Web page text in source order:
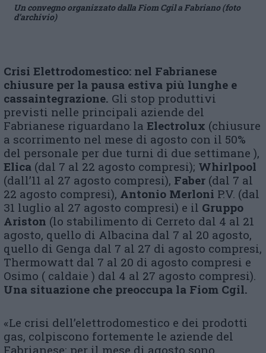
Un convegno organizzato dalla Fiom Cgil a Fabriano (foto
d’archivio)
Crisi Elettrodomestico: nel Fabrianese
chiusure per la pausa estiva più lunghe e
cassaintegrazione. Gli stop produttivi
previsti nelle principali aziende del
Fabrianese riguardano la Electrolux (chiusure
a scorrimento nel mese di agosto con il 50%
del personale per due turni di due settimane ),
Elica (dal 7 al 22 agosto compresi); Whirlpool
(dall’11 al 27 agosto compresi), Faber (dal 7 al
22 agosto compresi), Antonio Merloni P.V. (dal
31 luglio al 27 agosto compresi) e il Gruppo
Ariston (lo stabilimento di Cerreto dal 4 al 21
agosto, quello di Albacina dal 7 al 20 agosto,
quello di Genga dal 7 al 27 di agosto compresi,
Thermowatt dal 7 al 20 di agosto compresi e
Osimo ( caldaie ) dal 4 al 27 agosto compresi).
Una situazione che preoccupa la Fiom Cgil.
«Le crisi dell’elettrodomestico e dei prodotti
gas, colpiscono fortemente le aziende del
Fabrianese: per il mese di agosto sono